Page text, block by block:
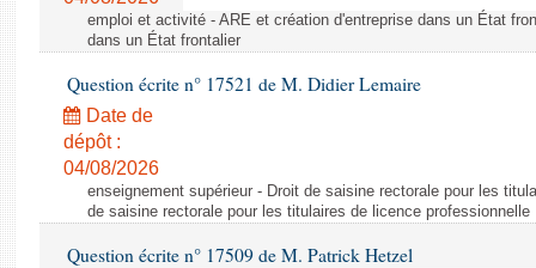
Dossiers législatifs
Budget et sécurité sociale
Questions écrites et orales
Comptes rendus des débats
emploi et activité - ARE et création d'entreprise dans un État
dans un État frontalier
Question écrite n° 17521 de M. Didier Lemaire
Date de
dépôt :
04/08/2026
enseignement supérieur - Droit de saisine rectorale pour les
de saisine rectorale pour les titulaires de licence professionnelle
Question écrite n° 17509 de M. Patrick Hetzel